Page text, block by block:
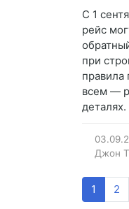
С 1
рейс
при
правила
всем —
деталях.
Джон
1 2